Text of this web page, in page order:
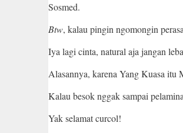
Sosmed.
Btw, kalau pingin ngomongin
Iya lagi cinta, natural aja jangan
Alasannya, karena Yang Kuasa itu
Kalau besok nggak sampai
Yak selamat curcol!